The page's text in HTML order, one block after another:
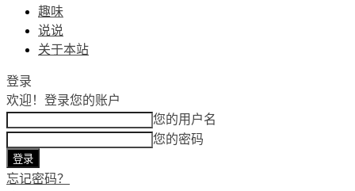
趣味
说说
关于本站
登录
欢迎！ 登录您的账户
您的用户名
您的密码
忘记密码？